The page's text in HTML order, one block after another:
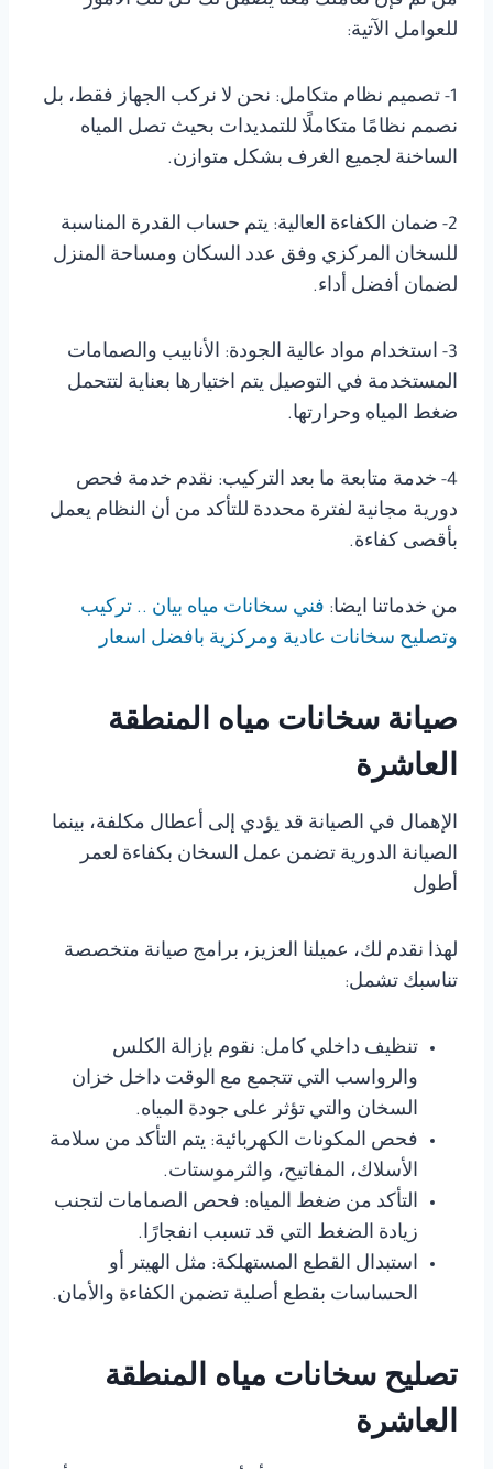
للعوامل الآتية:
1- تصميم نظام متكامل: نحن لا نركب الجهاز فقط، بل
نصمم نظامًا متكاملًا للتمديدات بحيث تصل المياه
الساخنة لجميع الغرف بشكل متوازن.
2- ضمان الكفاءة العالية: يتم حساب القدرة المناسبة
للسخان المركزي وفق عدد السكان ومساحة المنزل
لضمان أفضل أداء.
3- استخدام مواد عالية الجودة: الأنابيب والصمامات
المستخدمة في التوصيل يتم اختيارها بعناية لتتحمل
ضغط المياه وحرارتها.
4- خدمة متابعة ما بعد التركيب: نقدم خدمة فحص
دورية مجانية لفترة محددة للتأكد من أن النظام يعمل
بأقصى كفاءة.
من خدماتنا ايضا: فني سخانات مياه بيان .. تركيب
وتصليح سخانات عادية ومركزية بافضل اسعار
صيانة سخانات مياه المنطقة
العاشرة
الإهمال في الصيانة قد يؤدي إلى أعطال مكلفة، بينما
الصيانة الدورية تضمن عمل السخان بكفاءة لعمر
أطول
لهذا نقدم لك، عميلنا العزيز، برامج صيانة متخصصة
تناسبك تشمل:
تنظيف داخلي كامل: نقوم بإزالة الكلس
والرواسب التي تتجمع مع الوقت داخل خزان
السخان والتي تؤثر على جودة المياه.
فحص المكونات الكهربائية: يتم التأكد من سلامة
الأسلاك، المفاتيح، والثرموستات.
التأكد من ضغط المياه: فحص الصمامات لتجنب
زيادة الضغط التي قد تسبب انفجارًا.
استبدال القطع المستهلكة: مثل الهيتر أو
الحساسات بقطع أصلية تضمن الكفاءة والأمان.
تصليح سخانات مياه المنطقة
العاشرة